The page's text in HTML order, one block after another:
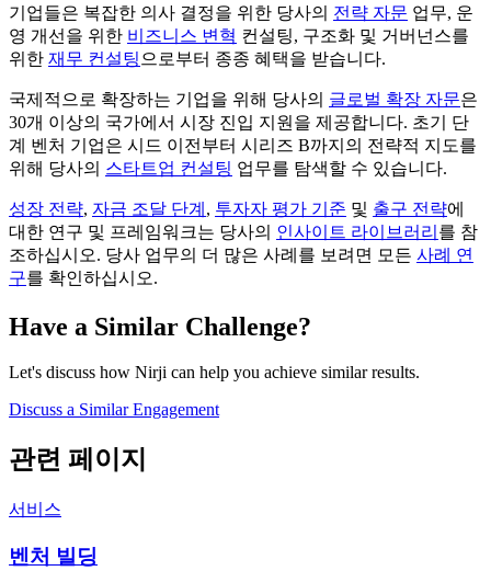
기업들은 복잡한 의사 결정을 위한 당사의 전략 자문 업무, 운
영 개선을 위한 비즈니스 변혁 컨설팅, 구조화 및 거버넌스를
위한 재무 컨설팅 으로부터 종종 혜택을 받습니다.
국제적으로 확장하는 기업을 위해 당사의 글로벌 확장 자문은
30개 이상의 국가에서 시장 진입 지원을 제공합니다. 초기 단
계 벤처 기업은 시드 이전부터 시리즈 B까지의 전략적 지도를
위해 당사의 스타트업 컨설팅 업무를 탐색할 수 있습니다.
성장 전략, 자금 조달 단계 , 투자자 평가 기준 및 출구 전략에
대한 연구 및 프레임워크는 당사의 인사이트 라이브러리 를 참
조하십시오. 당사 업무의 더 많은 사례를 보려면 모든 사례 연
구를 확인하십시오.
Have a Similar Challenge?
Let's discuss how Nirji can help you achieve similar results.
Discuss a Similar Engagement
관련 페이지
서비스
벤처 빌딩